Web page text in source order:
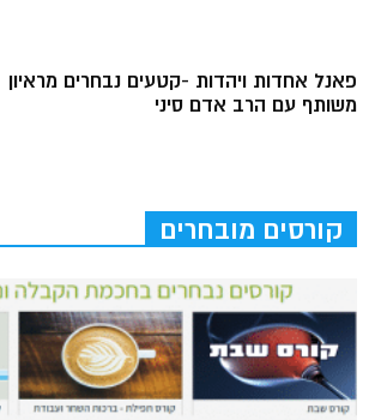
פאנל אחדות ויהדות -קטעים נבחרים מראיון
משותף עם הרב אדם סיני
קורסים מובחרים